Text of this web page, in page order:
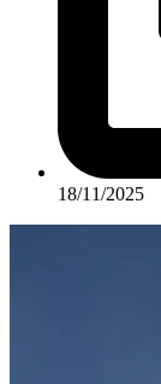
18/11/2025